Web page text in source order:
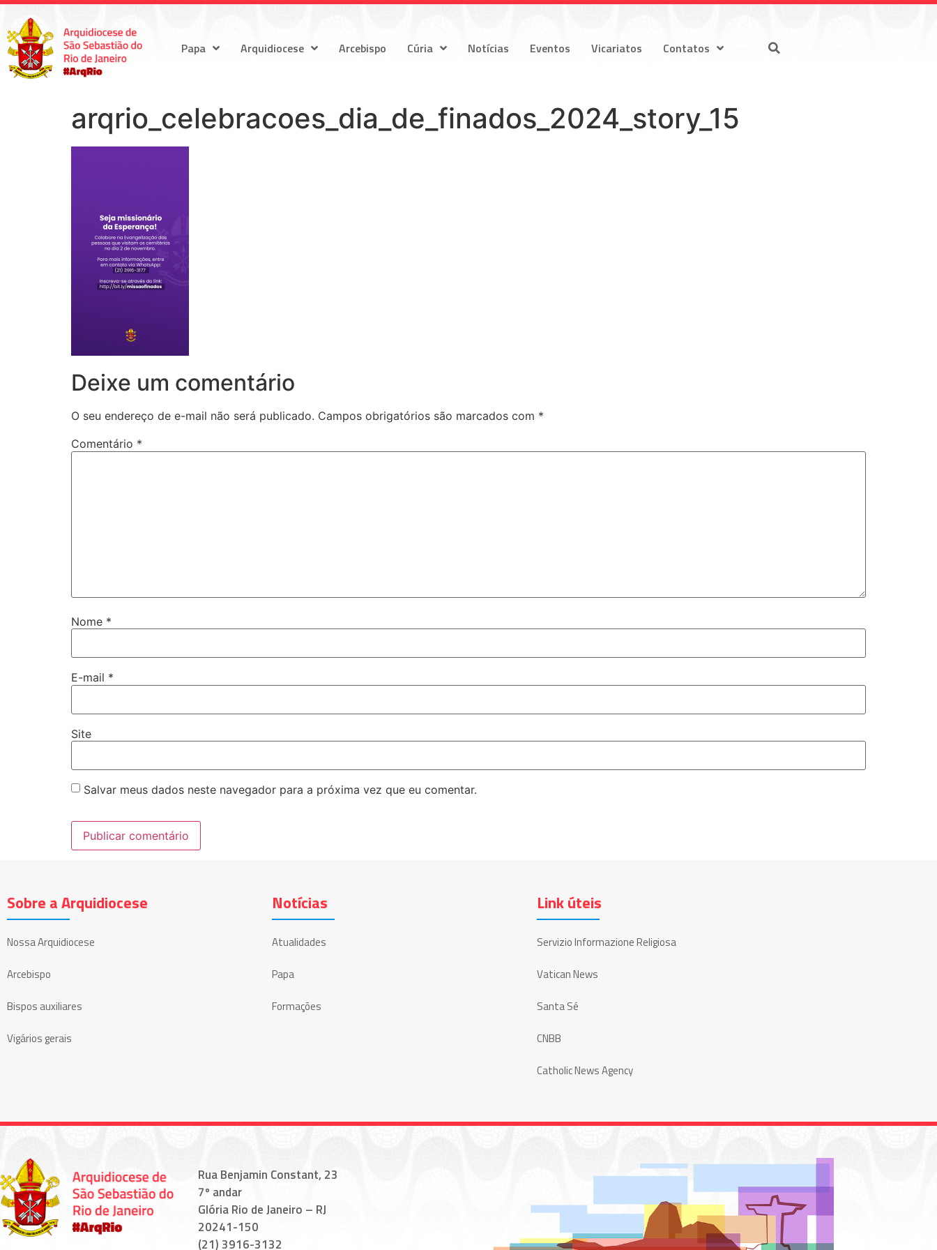
Papa Arquidiocese Arcebispo Cúria Notícias Eventos Vicariatos Contatos
arqrio_celebracoes_dia_de_finados_2024_story_15
Deixe um comentário
O seu endereço de e-mail não será publicado. Campos obrigatórios são marcados com *
Comentário *
Nome *
E-mail *
Site
Salvar meus dados neste navegador para a próxima vez que eu comentar.
Sobre a Arquidiocese
Nossa Arquidiocese
Arcebispo
Bispos auxiliares
Vigários gerais
Notícias
Atualidades
Papa
Formações
Link úteis
Servizio Informazione Religiosa
Vatican News
Santa Sé
CNBB
Catholic News Agency
Rua Benjamin Constant, 23
7º andar
Glória Rio de Janeiro – RJ
20241-150
(21) 3916-3132